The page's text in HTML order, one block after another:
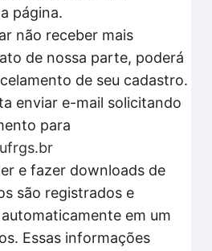
página.
não receber mais
de nossa parte, poderá
de seu cadastro.
enviar e-mail solicitando
para
e fazer downloads de
são registrados e
em um
Essas informações